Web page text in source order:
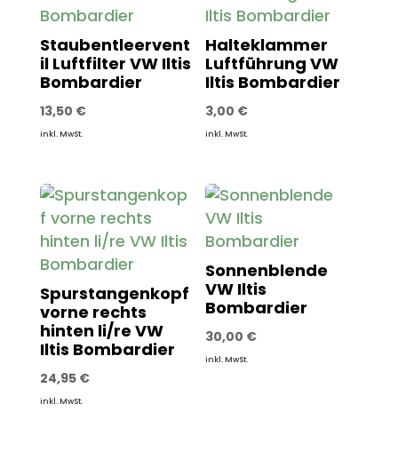
Staubentleervent
il Luftfilter VW Iltis
Bombardier
13,50 €
inkl. MwSt.
Halteklammer
Luftführung VW
Iltis Bombardier
3,00 €
inkl. MwSt.
Spurstangenkopf
vorne rechts
hinten li/re VW
Iltis Bombardier
24,95 €
inkl. MwSt.
Sonnenblende
VW Iltis
Bombardier
30,00 €
inkl. MwSt.